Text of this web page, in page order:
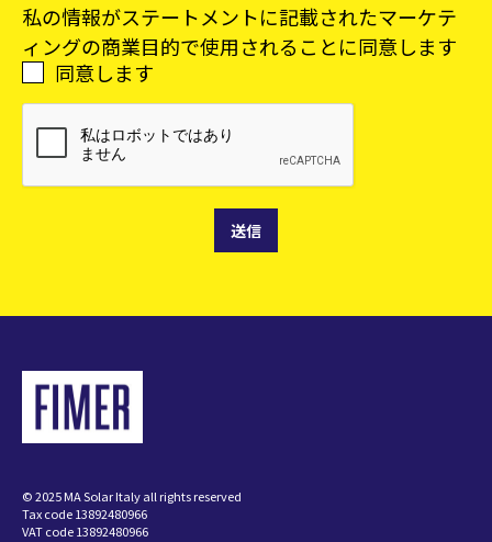
私の情報がステートメントに記載されたマーケテ
ィングの商業目的で使用されることに同意します
同意します
© 2025 MA Solar Italy all rights reserved
Tax code 13892480966
VAT code 13892480966